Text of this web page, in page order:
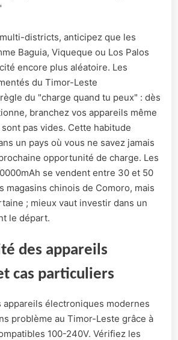
districts, anticipez que les
Baguia, Viqueque ou Los Palos
encore plus aléatoire. Les
du Timor-Leste
du "charge quand tu peux" : dès
branchez vos appareils même
pas vides. Cette habitude
un pays où vous ne savez jamais
opportunité de charge. Les
se vendent entre 30 et 50
magasins chinois de Comoro, mais
; mieux vaut investir dans un
le départ.
des appareils
cas particuliers
appareils électroniques modernes
problème au Timor-Leste grâce à
100-240V. Vérifiez les